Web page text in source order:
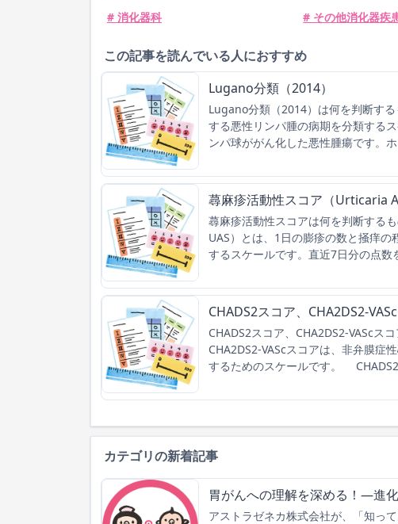
# 消化器科 # その他消化器疾
この記事を読んでいる人におすすめ
Lugano分類（2014）
Lugano分類（2014）は何を判断す
する悪性リンパ腫の病期を分類する
ンパ球ががん化した悪性腫瘍です。
蕁麻疹活動性スコア（Urticaria
蕁麻疹活動性スコアは何を判断す
UAS）とは、1日の膨疹の数と掻痒
するスケールです。直近7日分の点数
CHADS2スコア、CHA2DS2-
CHADS2スコア、CHA2DS2-VASc
CHA2DS2-VAScスコアは、非弁膜症
するためのスケールです。
カテゴリの新着記事
胃がんへの理解を深める！―進
アストラゼネカ株式会社が、「知っ